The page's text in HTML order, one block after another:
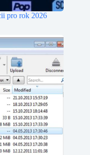
pro rok 2026